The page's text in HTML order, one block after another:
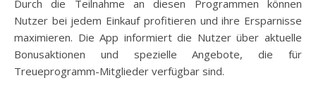
Durch die Teilnahme an diesen Programmen können
Nutzer bei jedem Einkauf profitieren und ihre Ersparnisse
maximieren. Die App informiert die Nutzer über aktuelle
Bonusaktionen und spezielle Angebote, die für
Treueprogramm-Mitglieder verfügbar sind.